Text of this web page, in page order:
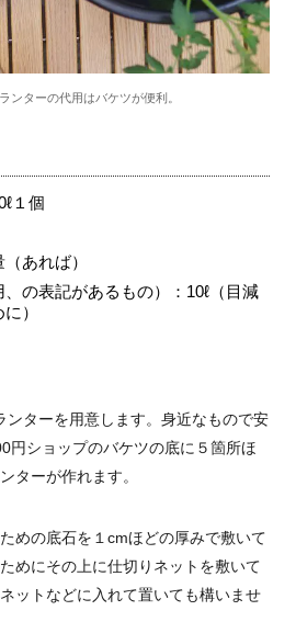
ンターの代用はバケツが便利。
１個
あれば）
の表記があるもの）： 10ℓ （目減
）
ンターを用意します。身近なもので安
円ショップのバケツの底に５箇所ほ
ターが作れます。
めの底石を１ cmほどの厚みで敷いて
めにその上に仕切りネットを敷いて
ットなどに入れて置いても構いませ